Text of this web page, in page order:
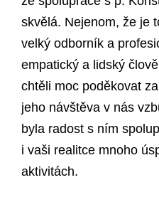
skvělá. Nejenom, že je
velký odborník a
empatický a lidský
chtěli moc poděkovat
jeho návštěva v nás
byla radost s ním
i vaši realitce mnoho
aktivitách.